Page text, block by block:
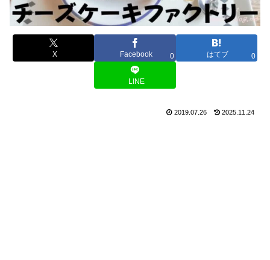
X Facebook 0 はてブ 0
LINE
2019.07.26 2025.11.24